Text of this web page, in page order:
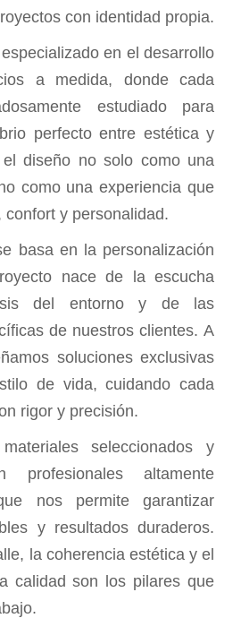
con identidad propia.
en el desarrollo
a medida, donde cada
estudiado para
perfecto entre estética y
diseño no solo como una
como una experiencia que
confort y personalidad.
basa en la personalización
nace de la escucha
del entorno y de las
de nuestros clientes. A
soluciones exclusivas
de vida, cuidando cada
rigor y precisión.
seleccionados y
profesionales altamente
nos permite garantizar
y resultados duraderos.
la coherencia estética y el
calidad son los pilares que